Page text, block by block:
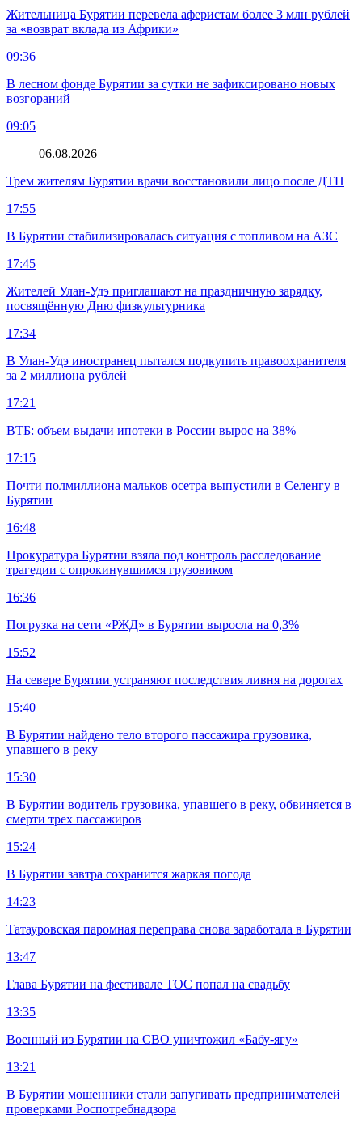
Жительница Бурятии перевела аферистам более 3 млн рублей
за «возврат вклада из Африки»
09:36
В лесном фонде Бурятии за сутки не зафиксировано новых
возгораний
09:05
06.08.2026
Трем жителям Бурятии врачи восстановили лицо после ДТП
17:55
В Бурятии стабилизировалась ситуация с топливом на АЗС
17:45
Жителей Улан-Удэ приглашают на праздничную зарядку,
посвящённую Дню физкультурника
17:34
В Улан-Удэ иностранец пытался подкупить правоохранителя
за 2 миллиона рублей
17:21
ВТБ: объем выдачи ипотеки в России вырос на 38%
17:15
Почти полмиллиона мальков осетра выпустили в Селенгу в
Бурятии
16:48
Прокуратура Бурятии взяла под контроль расследование
трагедии с опрокинувшимся грузовиком
16:36
Погрузка на сети «РЖД» в Бурятии выросла на 0,3%
15:52
На севере Бурятии устраняют последствия ливня на дорогах
15:40
В Бурятии найдено тело второго пассажира грузовика,
упавшего в реку
15:30
В Бурятии водитель грузовика, упавшего в реку, обвиняется в
смерти трех пассажиров
15:24
В Бурятии завтра сохранится жаркая погода
14:23
Татауровская паромная переправа снова заработала в Бурятии
13:47
Глава Бурятии на фестивале ТОС попал на свадьбу
13:35
Военный из Бурятии на СВО уничтожил «Бабу-ягу»
13:21
В Бурятии мошенники стали запугивать предпринимателей
проверками Роспотребнадзора